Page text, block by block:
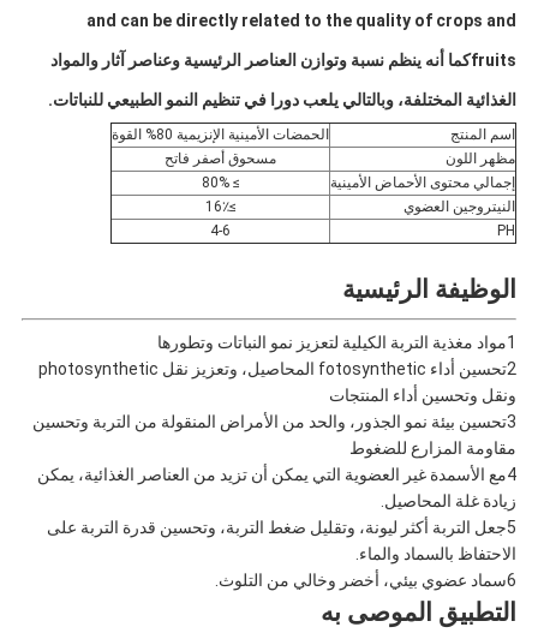
and can be directly related to the quality of crops and
fruitsكما أنه ينظم نسبة وتوازن العناصر الرئيسية وعناصر آثار والمواد
الغذائية المختلفة، وبالتالي يلعب دورا في تنظيم النمو الطبيعي للنباتات.
اسم المنتج
الحمضات الأمينية الإنزيمية 80% القوة
مظهر اللون
مسحوق أصفر فاتح
إجمالي محتوى الأحماض الأمينية
≥ 80%
النيتروجين العضوي
≥16٪
PH
4-6
الوظيفة الرئيسية
1مواد مغذية التربة الكيلية لتعزيز نمو النباتات وتطورها
2تحسين أداء fotosynthetic المحاصيل، وتعزيز نقل photosynthetic
ونقل وتحسين أداء المنتجات
3تحسين بيئة نمو الجذور، والحد من الأمراض المنقولة من التربة وتحسين
مقاومة المزارع للضغوط
4مع الأسمدة غير العضوية التي يمكن أن تزيد من العناصر الغذائية، يمكن
زيادة غلة المحاصيل.
5جعل التربة أكثر ليونة، وتقليل ضغط التربة، وتحسين قدرة التربة على
الاحتفاظ بالسماد والماء.
6سماد عضوي بيئي، أخضر وخالي من التلوث.
التطبيق الموصى به